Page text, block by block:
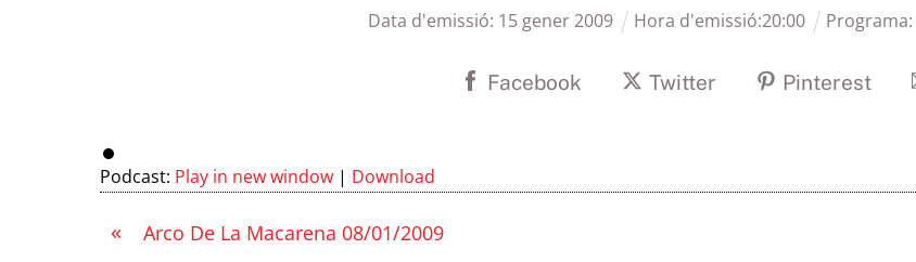
Data d'emissió: 15 gener2009 Hora d'emissió:20:00 Programa:
Facebook Twitter Pinterest
Podcast: Play in new window | Download
« Arco De La Macarena 08/01/2009